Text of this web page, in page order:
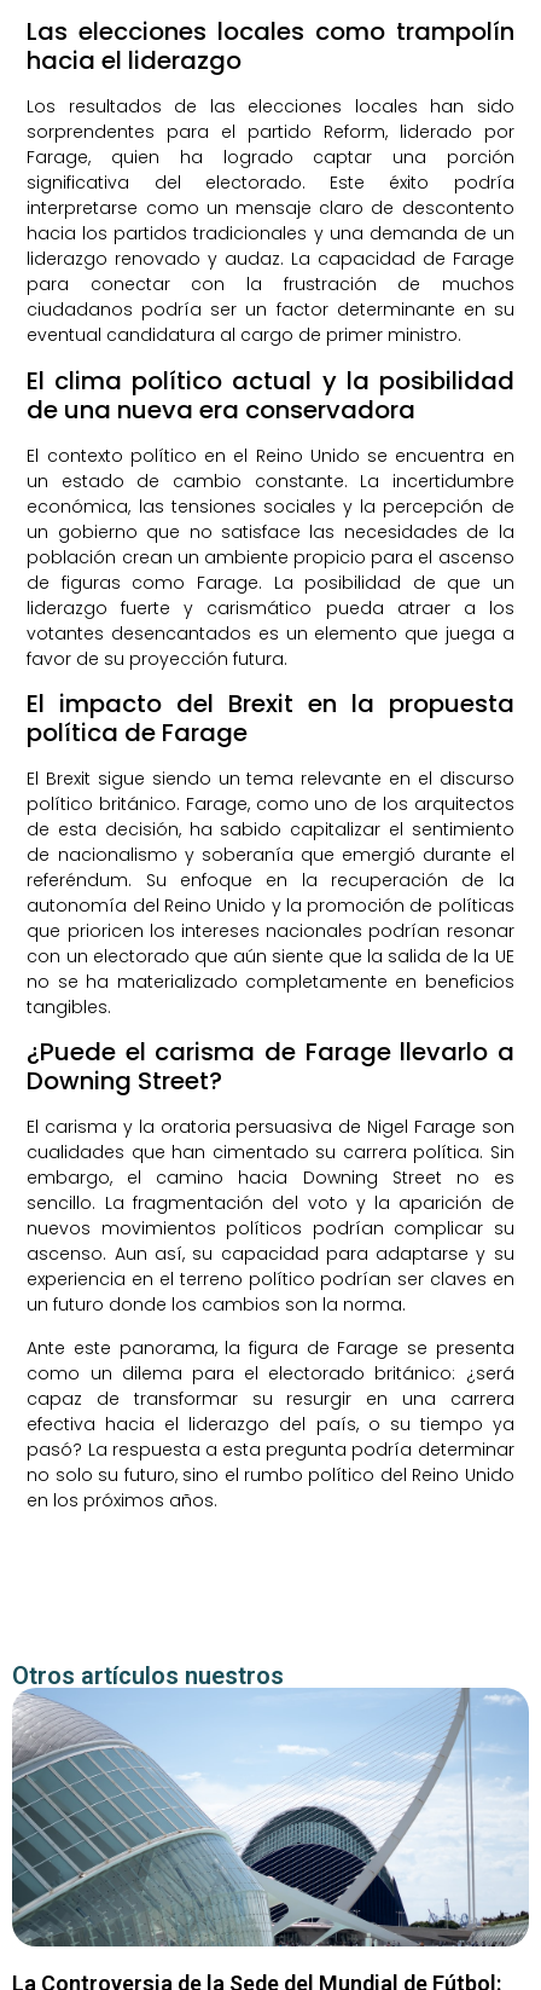
Las elecciones locales como trampolín
hacia el liderazgo
Los resultados de las elecciones locales han sido
sorprendentes para el partido Reform, liderado por
Farage, quien ha logrado captar una porción
significativa del electorado. Este éxito podría
interpretarse como un mensaje claro de descontento
hacia los partidos tradicionales y una demanda de un
liderazgo renovado y audaz. La capacidad de Farage
para conectar con la frustración de muchos
ciudadanos podría ser un factor determinante en su
eventual candidatura al cargo de primer ministro.
El clima político actual y la posibilidad
de una nueva era conservadora
El contexto político en el Reino Unido se encuentra en
un estado de cambio constante. La incertidumbre
económica, las tensiones sociales y la percepción de
un gobierno que no satisface las necesidades de la
población crean un ambiente propicio para el ascenso
de figuras como Farage. La posibilidad de que un
liderazgo fuerte y carismático pueda atraer a los
votantes desencantados es un elemento que juega a
favor de su proyección futura.
El impacto del Brexit en la propuesta
política de Farage
El Brexit sigue siendo un tema relevante en el discurso
político británico. Farage, como uno de los arquitectos
de esta decisión, ha sabido capitalizar el sentimiento
de nacionalismo y soberanía que emergió durante el
referéndum. Su enfoque en la recuperación de la
autonomía del Reino Unido y la promoción de políticas
que prioricen los intereses nacionales podrían resonar
con un electorado que aún siente que la salida de la UE
no se ha materializado completamente en beneficios
tangibles.
¿Puede el carisma de Farage llevarlo a
Downing Street?
El carisma y la oratoria persuasiva de Nigel Farage son
cualidades que han cimentado su carrera política. Sin
embargo, el camino hacia Downing Street no es
sencillo. La fragmentación del voto y la aparición de
nuevos movimientos políticos podrían complicar su
ascenso. Aun así, su capacidad para adaptarse y su
experiencia en el terreno político podrían ser claves en
un futuro donde los cambios son la norma.
Ante este panorama, la figura de Farage se presenta
como un dilema para el electorado británico: ¿será
capaz de transformar su resurgir en una carrera
efectiva hacia el liderazgo del país, o su tiempo ya
pasó? La respuesta a esta pregunta podría determinar
no solo su futuro, sino el rumbo político del Reino Unido
en los próximos años.
Otros artículos nuestros
La Controversia de la Sede del Mundial de Fútbol: